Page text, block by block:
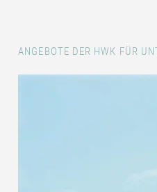
ANGEBOTE DER HWK FÜR